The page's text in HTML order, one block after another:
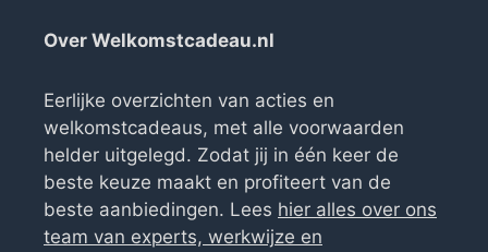
Over Welkomstcadeau.nl
Eerlijke overzichten van acties en
welkomstcadeaus, met alle voorwaarden
helder uitgelegd. Zodat jij in één keer de
beste keuze maakt en profiteert van de
beste aanbiedingen. Lees hier alles over ons
team van experts, werkwijze en